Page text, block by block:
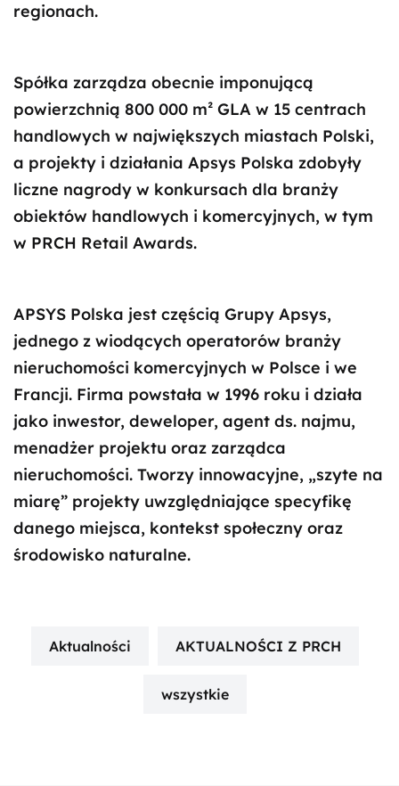
regionach.
Spółka zarządza obecnie imponującą
powierzchnią 800 000 m² GLA w 15 centrach
handlowych w największych miastach Polski,
a projekty i działania Apsys Polska zdobyły
liczne nagrody w konkursach dla branży
obiektów handlowych i komercyjnych, w tym
w PRCH Retail Awards.
APSYS Polska jest częścią Grupy Apsys,
jednego z wiodących operatorów branży
nieruchomości komercyjnych w Polsce i we
Francji. Firma powstała w 1996 roku i działa
jako inwestor, deweloper, agent ds. najmu,
menadżer projektu oraz zarządca
nieruchomości. Tworzy innowacyjne, „szyte na
miarę” projekty uwzględniające specyfikę
danego miejsca, kontekst społeczny oraz
środowisko naturalne.
Aktualności AKTUALNOŚCI Z PRCH
wszystkie